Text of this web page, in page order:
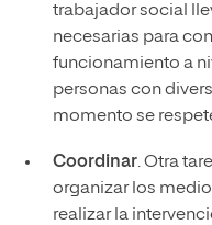
trabajador social
necesarias para
funcionamiento a
personas con
momento se
Coordinar. Otra
organizar los
realizar la